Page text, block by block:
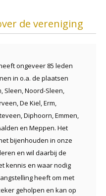
de vereniging
ongeveer 85 leden
in o.a. de plaatsen
Sleen, Noord-Sleen,
De Kiel, Erm,
Diphoorn, Emmen,
en Meppen. Het
bijenhouden in onze
en wil daarbij de
kennis en waar nodig
heeft om met
geholpen en kan op